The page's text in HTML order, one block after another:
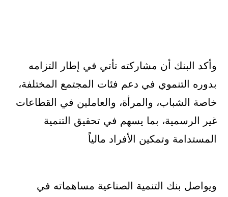
وأكد البنك أن مشاركته تأتي في إطار التزامه
بدوره التنموي في دعم فئات المجتمع المختلفة،
خاصة الشباب، والمرأة، والعاملين في القطاعات
غير الرسمية، بما يسهم في تحقيق التنمية
المستدامة وتمكين الأفراد مالياً
ويواصل بنك التنمية الصناعية مساهماته في